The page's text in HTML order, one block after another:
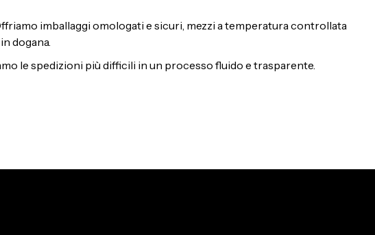
imballaggi omologati e sicuri, mezzi a temperatura controllata
dogana.
le spedizioni più difficili in un processo fluido e trasparente.